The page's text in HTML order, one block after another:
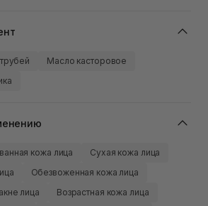
Масло касторовое
кожа лица
Сухая кожа лица
Обезвоженная кожа лица
лица
Возрастная кожа лица